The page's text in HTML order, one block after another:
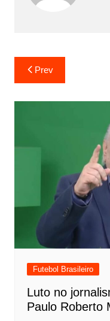
Prev
Futebol Brasileiro
Luto no
Paulo Roberto